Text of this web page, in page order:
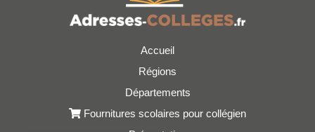
Accueil
Régions
Départements
Fournitures scolaires pour collégien